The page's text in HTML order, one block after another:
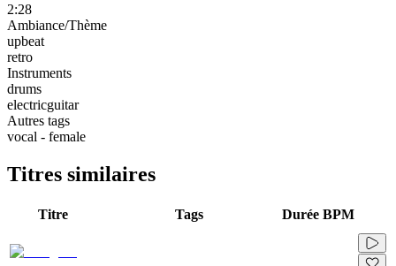
2:28
Ambiance/Thème
upbeat
retro
Instruments
drums
electricguitar
Autres tags
vocal - female
Titres similaires
Titre Tags Durée BPM